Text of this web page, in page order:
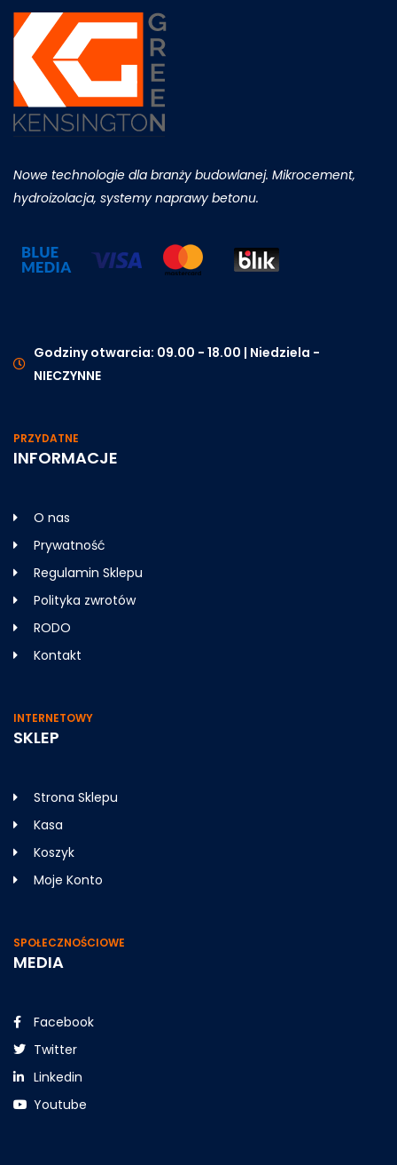
Nowe technologie dla branży budowlanej. Mikrocement,
hydroizolacja, systemy naprawy betonu.
Godziny otwarcia: 09.00 - 18.00 | Niedziela -
NIECZYNNE
PRZYDATNE
INFORMACJE
O nas
Prywatność
Regulamin Sklepu
Polityka zwrotów
RODO
Kontakt
INTERNETOWY
SKLEP
Strona Sklepu
Kasa
Koszyk
Moje Konto
SPOŁECZNOŚCIOWE
MEDIA
Facebook
Twitter
Linkedin
Youtube